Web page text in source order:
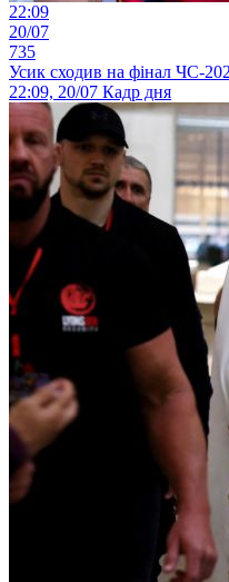
22:09
20/07
735
Усик сходив на фінал ЧС-
22:09, 20/07 Кадр дня